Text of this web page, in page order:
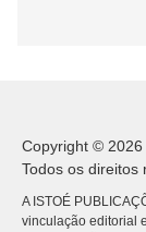
Copyright © 2026
Todos os direitos
A ISTOÉ
vinculação editorial